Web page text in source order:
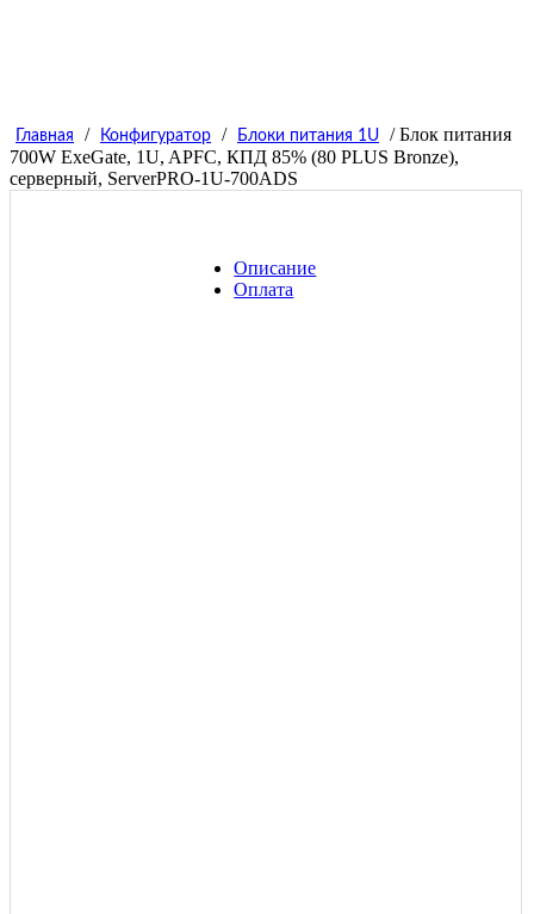
Главная / Конфигуратор / Блоки питания 1U
/ Блок питания
700W ExeGate, 1U, APFC, КПД 85% (80 PLUS Bronze),
серверный, ServerPRO-1U-700ADS
Описание
Оплата